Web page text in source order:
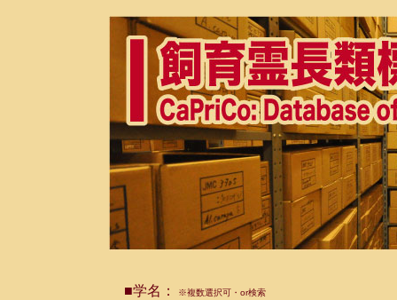
■学名： ※複数選択可・or検索